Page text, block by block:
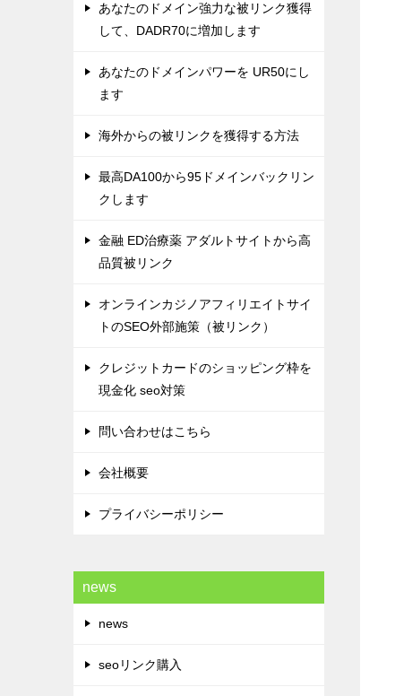
あなたのドメイン強力な被リンク獲得
して、DADR70に増加します
あなたのドメインパワーを UR50にし
ます
海外からの被リンクを獲得する方法
最高DA100から95ドメインバックリン
クします
金融 ED治療薬 アダルトサイトから高
品質被リンク
オンラインカジノアフィリエイトサイ
トのSEO外部施策（被リンク）
クレジットカードのショッピング枠を
現金化 seo対策
問い合わせはこちら
会社概要
プライバシーポリシー
news
news
seoリンク購入